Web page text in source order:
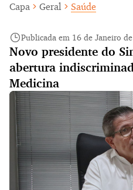
Capa Geral Saúde
Publicada em 16 de Janeiro
Novo presidente do
abertura
Medicina